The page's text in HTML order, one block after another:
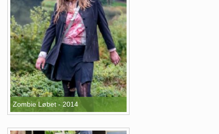
Zombie Løbet - 2014